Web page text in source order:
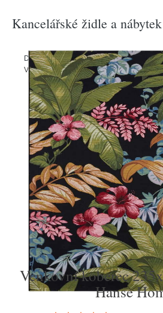
Kancelářské židle a
Domů/Produkty/> Zahrada > Zahradní
Venkovní koberec 235x160 cm Flair -
Venkovní koberec
Hanse